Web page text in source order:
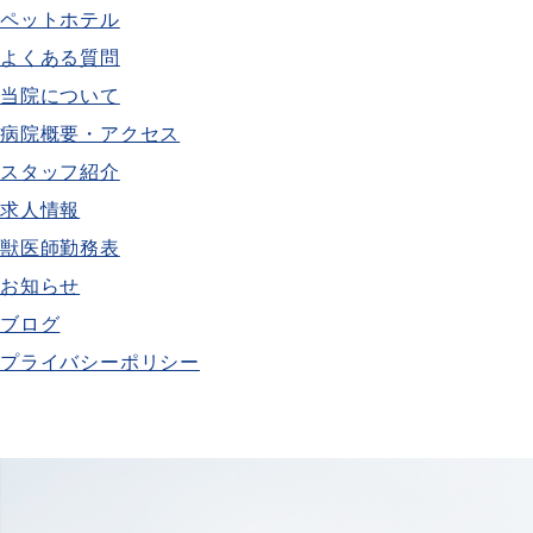
ペットホテル
よくある質問
当院について
病院概要・アクセス
スタッフ紹介
求人情報
獣医師勤務表
お知らせ
ブログ
プライバシーポリシー